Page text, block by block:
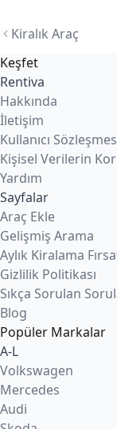
Kiralık Araç
Keşfet
Rentiva
Hakkında
İletişim
Kullanıcı
Kişisel Verilerin
Yardım
Sayfalar
Araç Ekle
Gelişmiş Arama
Aylık Kiralama
Gizlilik Politikası
Sıkça Sorulan
Blog
Popüler Markalar
A-L
Volkswagen
Mercedes
Audi